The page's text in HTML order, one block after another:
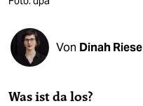
veranstaltungen
shop
Von Dinah Riese
Was ist da los?